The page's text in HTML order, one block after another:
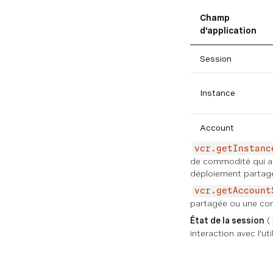
Champ
d'application
Session
Instance
Account
de commodité qui
déploiement
partagée ou une
État de la session (
interaction avec